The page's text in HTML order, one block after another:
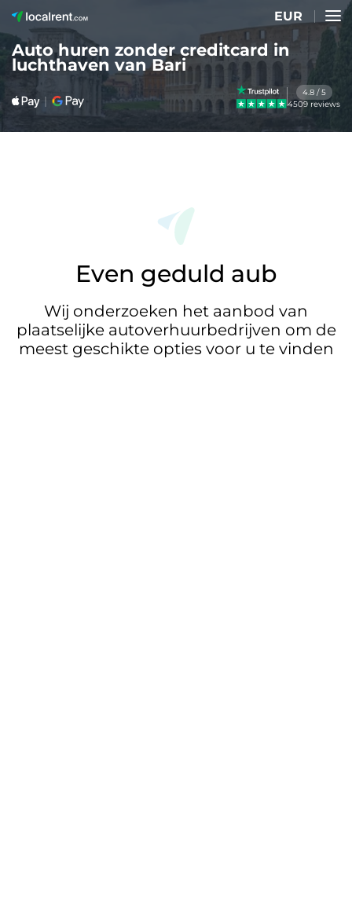
EUR
Auto huren zonder creditcard in
luchthaven van Bari
4.8 / 5
4509 reviews
Even geduld aub
Wij onderzoeken het aanbod van
plaatselijke autoverhuurbedrijven om de
meest geschikte opties voor u te vinden